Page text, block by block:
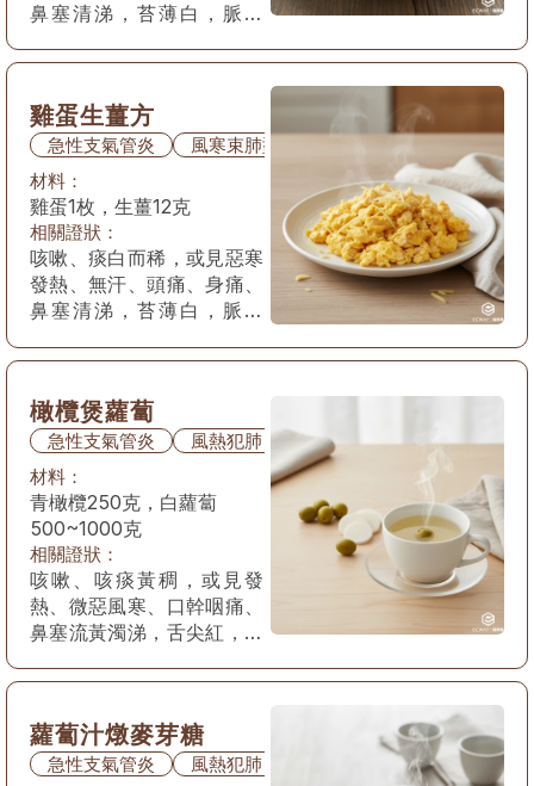
鼻塞清涕，苔薄白，脈浮
雞蛋生薑方
急性支氣管炎
風寒束肺型
材料：
雞蛋1枚，生薑12克
相關證狀：
咳嗽、痰白而稀，或見惡寒
發熱、無汗、頭痛、身痛、
鼻塞清涕，苔薄白，脈浮
橄欖煲蘿蔔
急性支氣管炎
風熱犯肺
材料：
青橄欖250克，白蘿蔔
500~1000克
相關證狀：
咳嗽、咳痰黃稠，或見發
熱、微惡風寒、口幹咽痛、
鼻塞流黃濁涕，舌尖紅，苔
蘿蔔汁燉麥芽糖
急性支氣管炎
風熱犯肺